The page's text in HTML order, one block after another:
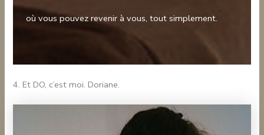
où vous pouvez revenir à vous, tout simplement.
4. Et DO, c’est moi. Doriane.